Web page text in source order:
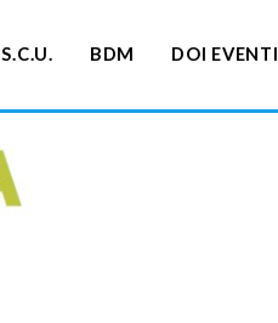
S.C.U. BDM DOI EVENTI